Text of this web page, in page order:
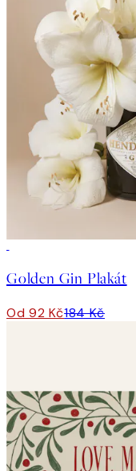
Golden Gin Plakát
Od 92 Kč184 Kč